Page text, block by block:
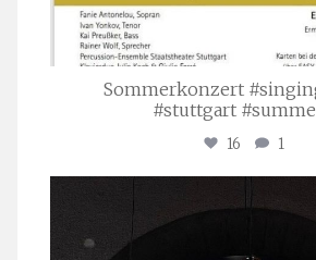
Sommerkonzert
#stuttgart
16 1
Apr. 1